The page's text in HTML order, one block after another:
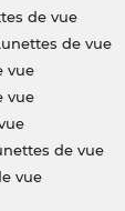
de vue
de vue
vue
vue
de vue
vue